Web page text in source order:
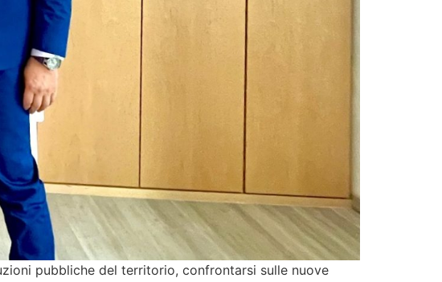
pubbliche del territorio, confrontarsi sulle nuove